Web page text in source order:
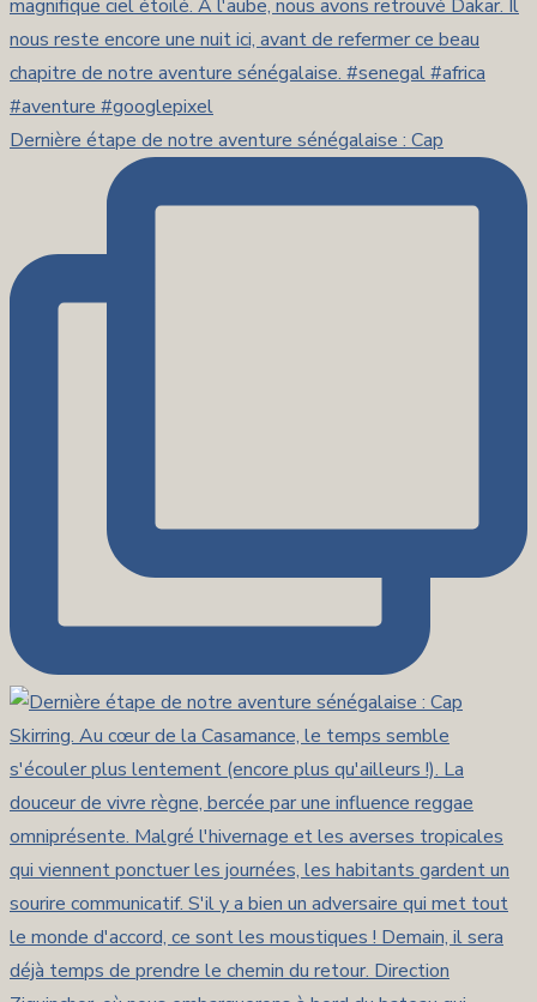
Dernière étape de notre aventure sénégalaise : Cap